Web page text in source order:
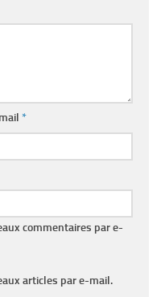
*
commentaires par e-
articles par e-mail.